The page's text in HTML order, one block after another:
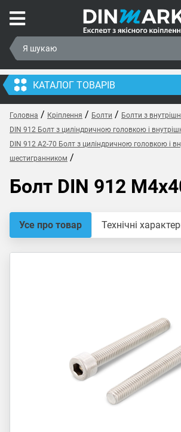
КАТАЛОГ ТОВАРІВ
Головна / Кріплення / Болти / Болти з
DIN 912 Болт з циліндричною головкою і
DIN 912 A2-70 Болт з циліндричною головкою і
шестигранником /
Болт DIN 912
Усе про товар Технічні